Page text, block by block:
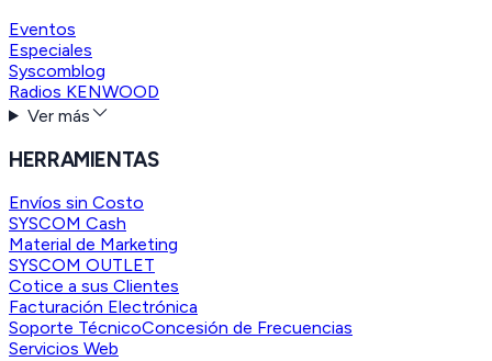
Eventos
Especiales
Syscomblog
Radios KENWOOD
Ver más
HERRAMIENTAS
Envíos sin Costo
SYSCOM Cash
Material de Marketing
SYSCOM OUTLET
Cotice a sus Clientes
Facturación Electrónica
Soporte TécnicoConcesión de Frecuencias
Servicios Web